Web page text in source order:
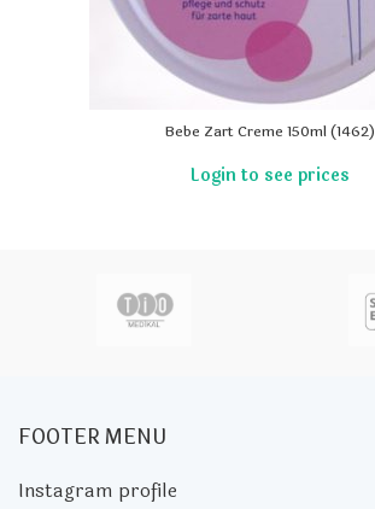
Bebe Zart Creme 150ml (1462)
FOOTER MENU
Instagram profile